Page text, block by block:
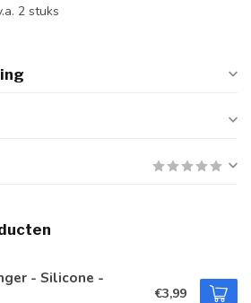
2 stuks
- Silicone -
€3,99